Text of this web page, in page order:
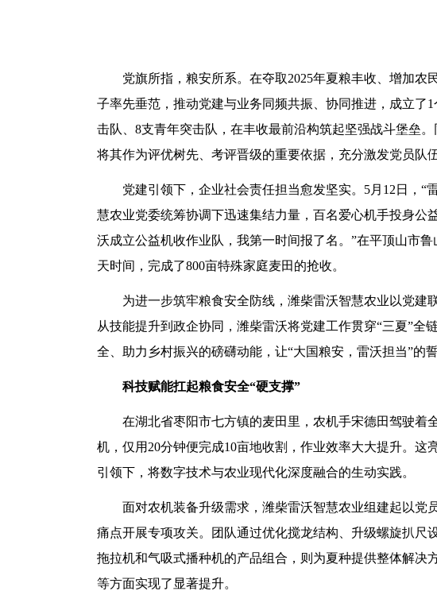
党旗所指，粮安所系。在夺取2025年夏粮丰收、增加农
子率先垂范，推动党建与业务同频共振、协同推进，成立了
击队、8支青年突击队，在丰收最前沿构筑起坚强战斗堡垒
将其作为评优树先、考评晋级的重要依据，充分激发党员队伍
党建引领下，企业社会责任担当愈发坚实。5月12日，“
慧农业党委统筹协调下迅速集结力量，百名爱心机手投身公
沃成立公益机收作业队，我第一时间报了名。”在平顶山市
天时间，完成了800亩特殊家庭麦田的抢收。
为进一步筑牢粮食安全防线，潍柴雷沃智慧农业以党建
从技能提升到政企协同，潍柴雷沃将党建工作贯穿“三夏”全
全、助力乡村振兴的磅礴动能，让“大国粮安，雷沃担当”的
科技赋能扛起粮食安全“硬支撑”
在湖北省枣阳市七方镇的麦田里，农机手宋德田驾驶着
机，仅用20分钟便完成10亩地收割，作业效率大大提升。这
引领下，将数字技术与农业现代化深度融合的生动实践。
面对农机装备升级需求，潍柴雷沃智慧农业组建起以党
痛点开展专项攻关。团队通过优化搅龙结构、升级螺旋扒尺
拖拉机和气吸式播种机的产品组合，则为夏种提供整体解决
等方面实现了显著提升。